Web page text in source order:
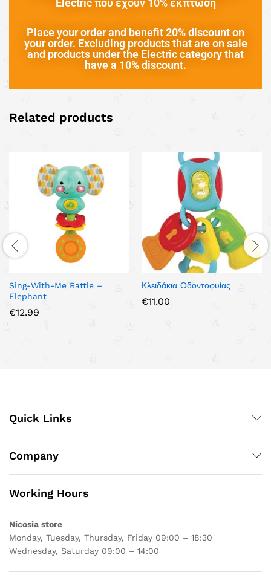
Electric που έχουν 10% έκπτωση
Place your order and benefit 20% discount on
your order. Excluding products that are on sale
and products under the Electric category that
have a 10% discount.
Related products
Sing-With-Me Rattle –
Elephant
€12.99
Κλειδάκια Οδοντοφυίας
€11.00
Quick Links
Company
Working Hours
Nicosia store
Monday, Tuesday, Thursday, Friday 09:00 – 18:30
Wednesday, Saturday 09:00 – 14:00